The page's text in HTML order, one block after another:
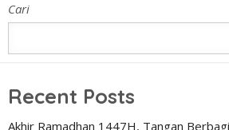
Cari
Recent Posts
Akhir Ramadhan 1447H, Tangan